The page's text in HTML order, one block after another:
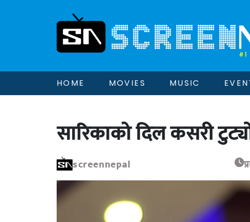
HOME MOVIES MUSIC
सारिकाको दिल कसरी
screennepal